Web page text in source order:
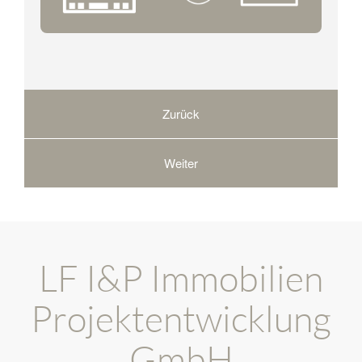
LF I&P Immobilien
Projektentwicklung